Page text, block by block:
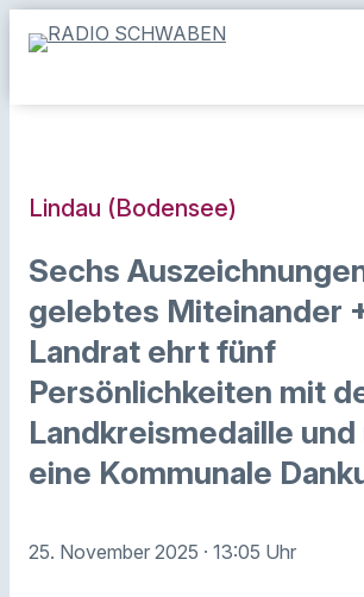
Lindau (Bodensee)
Sechs
gelebtes Miteinander
Landrat ehrt fünf
Persönlichkeiten mit
Landkreismedaille
eine Kommunale
25. November 2025 · 13:05 Uhr